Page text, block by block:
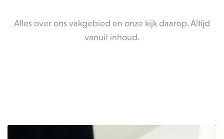
Alles over ons vakgebied en onze kijk daarop. Altijd
vanuit inhoud.